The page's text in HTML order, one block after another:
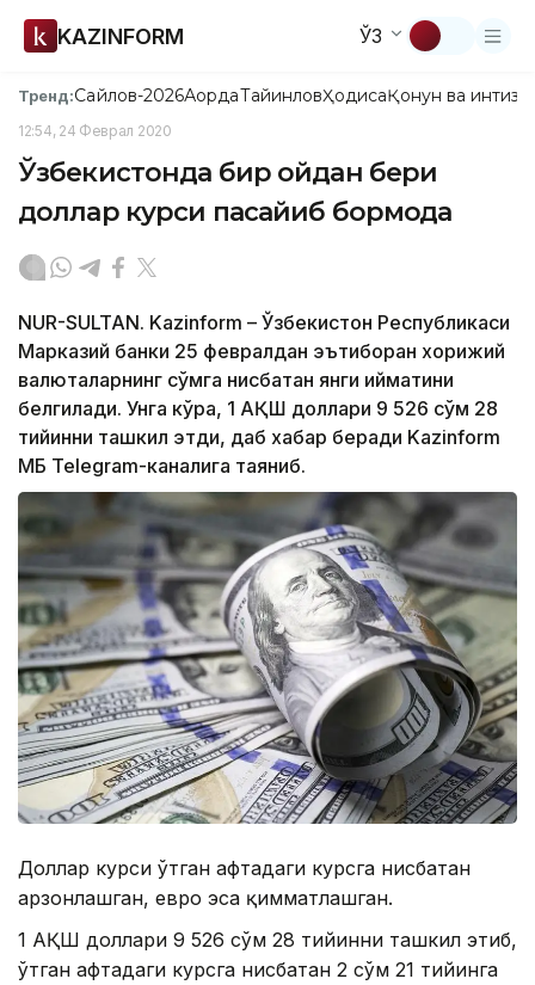
KAZINFORM ЎЗ
Тренд:Сайлов-2026АқордаТайинловҲодисаҚонун ва
12:54, 24 Феврал 2020
Ўзбекистонда бир ойдан бери
доллар курси пасайиб бормоқда
NUR-SULTAN. Kazinform – Ўзбекистон Республикаси
Марказий банки 25 февралдан эътиборан хорижий
валюталарнинг сўмга нисбатан янги қийматини
белгилади. Унга кўра, 1 АҚШ доллари 9 526 сўм 28
тийинни ташкил этди, даб хабар беради Kazinform
МБ Telegram-каналига таяниб.
Доллар курси ўтган ҳафтадаги курсга нисбатан
арзонлашган, евро эса қимматлашган.
1 АҚШ доллари 9 526 сўм 28 тийинни ташкил этиб,
ўтган ҳафтадаги курсга нисбатан 2 сўм 21 тийинга